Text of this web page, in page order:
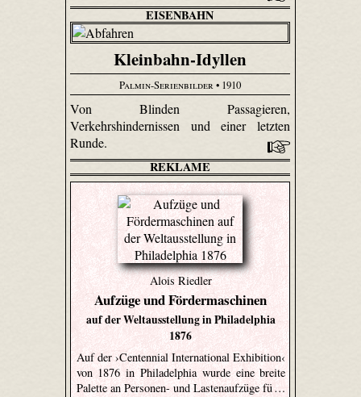
EISENBAHN
Kleinbahn-Idyllen
Palmin-Serienbilder • 1910
Von Blinden Passagieren,
Verkehrshindernissen und einer letzten
Runde.
REKLAME
Alois Riedler
Aufzüge und Fördermaschinen
auf der Weltausstellung in Philadelphia
1876
Auf der ›Centennial International Exhibition‹
von 1876 in Philadelphia wurde eine breite
Palette an Personen- und Lastenaufzüge fü …